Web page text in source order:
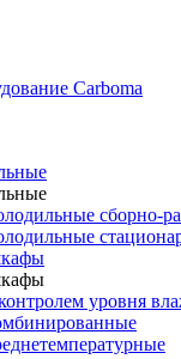
сборно-
уровня